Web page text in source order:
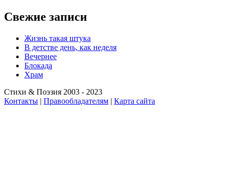
Свежие записи
Жизнь такая штука
В детстве день, как неделя
Вечернее
Блокада
Храм
Стихи & Поэзия 2003 - 2023
Контакты | Правообладателям | Карта сайта